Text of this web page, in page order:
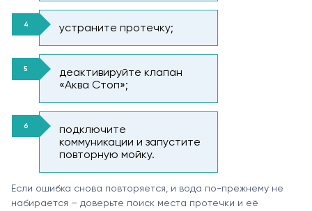
устраните протечку;
деактивируйте клапан
«Аква Стоп»;
подключите
коммуникации и запустите
повторную мойку.
Если ошибка снова повторяется, и вода по-прежнему не
набирается – доверьте поиск места протечки и её